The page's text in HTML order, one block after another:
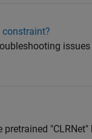
constraint?